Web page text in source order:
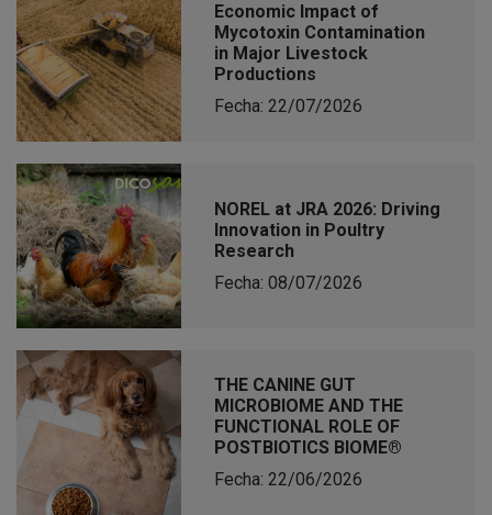
Economic Impact of
Mycotoxin Contamination
in Major Livestock
Productions
Fecha: 22/07/2026
NOREL at JRA 2026: Driving
Innovation in Poultry
Research
Fecha: 08/07/2026
THE CANINE GUT
MICROBIOME AND THE
FUNCTIONAL ROLE OF
POSTBIOTICS BIOME®
Fecha: 22/06/2026